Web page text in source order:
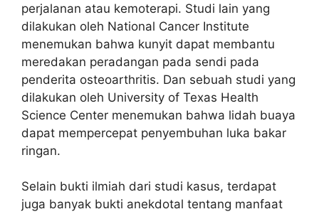
perjalanan atau kemoterapi. Studi lain yang
dilakukan oleh National Cancer Institute
menemukan bahwa kunyit dapat membantu
meredakan peradangan pada sendi pada
penderita osteoarthritis. Dan sebuah studi yang
dilakukan oleh University of Texas Health
Science Center menemukan bahwa lidah buaya
dapat mempercepat penyembuhan luka bakar
ringan.
Selain bukti ilmiah dari studi kasus, terdapat
juga banyak bukti anekdotal tentang manfaat